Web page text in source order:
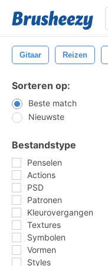
Gitaar Reizen
Sorteren op:
Beste match
Nieuwste
Bestandstype
Penselen
Actions
PSD
Patronen
Kleurovergangen
Textures
Symbolen
Vormen
Styles